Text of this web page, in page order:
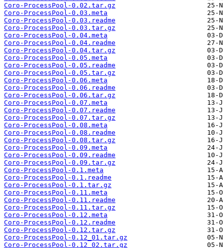
Coro-ProcessPool-0.02.tar.gz
Coro-ProcessPool-0.03.meta
Coro-ProcessPool-0.03.readme
Coro-ProcessPool-0.03.tar.gz
Coro-ProcessPool-0.04.meta
Coro-ProcessPool-0.04.readme
Coro-ProcessPool-0.04.tar.gz
Coro-ProcessPool-0.05.meta
Coro-ProcessPool-0.05.readme
Coro-ProcessPool-0.05.tar.gz
Coro-ProcessPool-0.06.meta
Coro-ProcessPool-0.06.readme
Coro-ProcessPool-0.06.tar.gz
Coro-ProcessPool-0.07.meta
Coro-ProcessPool-0.07.readme
Coro-ProcessPool-0.07.tar.gz
Coro-ProcessPool-0.08.meta
Coro-ProcessPool-0.08.readme
Coro-ProcessPool-0.08.tar.gz
Coro-ProcessPool-0.09.meta
Coro-ProcessPool-0.09.readme
Coro-ProcessPool-0.09.tar.gz
Coro-ProcessPool-0.1.meta
Coro-ProcessPool-0.1.readme
Coro-ProcessPool-0.1.tar.gz
Coro-ProcessPool-0.11.meta
Coro-ProcessPool-0.11.readme
Coro-ProcessPool-0.11.tar.gz
Coro-ProcessPool-0.12.meta
Coro-ProcessPool-0.12.readme
Coro-ProcessPool-0.12.tar.gz
Coro-ProcessPool-0.12_01.tar.gz
Coro-ProcessPool-0.12_02.tar.gz